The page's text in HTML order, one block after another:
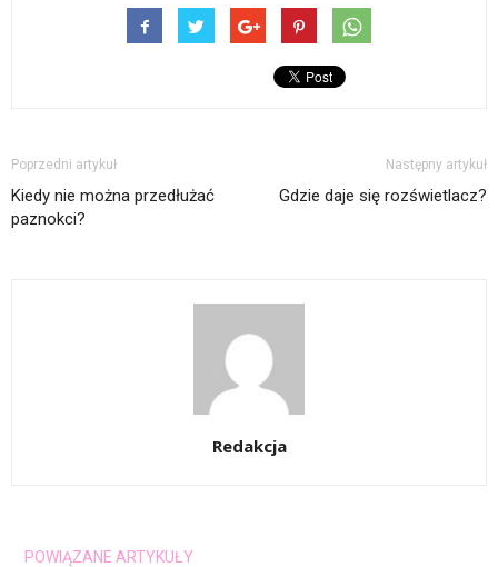
Poprzedni artykuł
Kiedy nie można przedłużać
paznokci?
Następny artykuł
Gdzie daje się rozświetlacz?
Redakcja
POWIĄZANE ARTYKUŁY